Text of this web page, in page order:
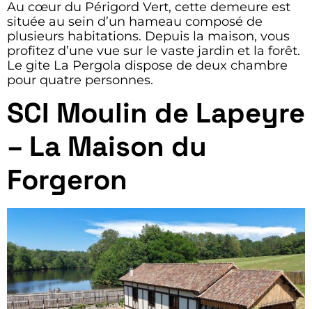
Au cœur du Périgord Vert, cette demeure est
située au sein d’un hameau composé de
plusieurs habitations. Depuis la maison, vous
profitez d’une vue sur le vaste jardin et la forêt.
Le gite La Pergola dispose de deux chambre
pour quatre personnes.
SCI Moulin de Lapeyre
– La Maison du
Forgeron